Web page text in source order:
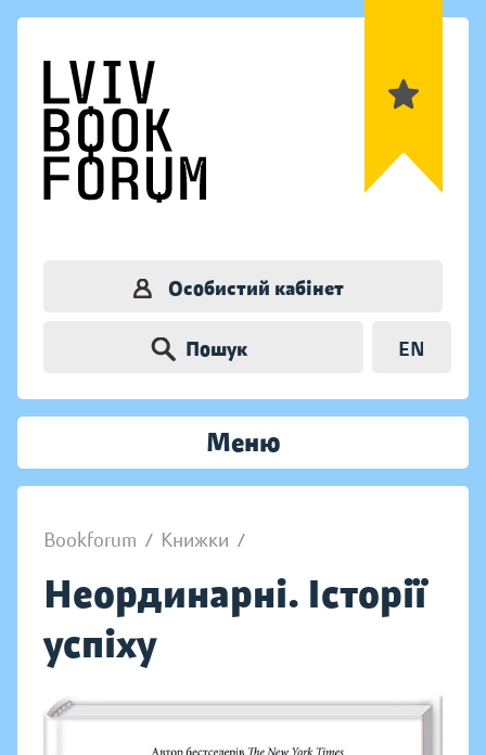
Особистий кабінет
Пошук EN
Меню
Bookforum / Книжки /
Неординарні. Історії
успіху